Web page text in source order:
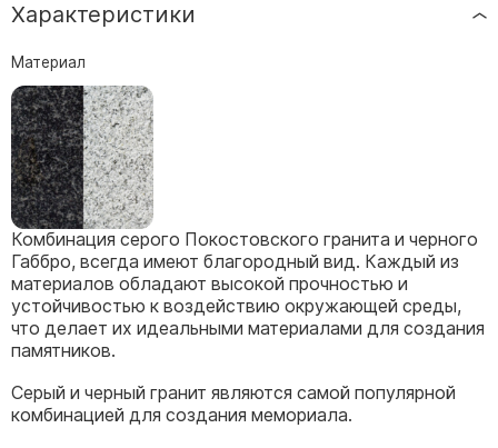
Памятники Крест
Часовни из белого мрамора и гранита
Скульптуры, барельефы и бюсты из бронзы
Памятники с фотокерамикой
Памятники животным
Памятники младенцу
Памятники двойные
Памятники маме
Памятники жене
Характеристики
Материал
Комбинация серого Покостовского гранита и черного
Габбро, всегда имеют благородный вид. Каждый из
материалов обладают высокой прочностью и
устойчивостью к воздействию окружающей среды,
что делает их идеальными материалами для создания
памятников.
Серый и черный гранит являются самой популярной
комбинацией для создания мемориала.